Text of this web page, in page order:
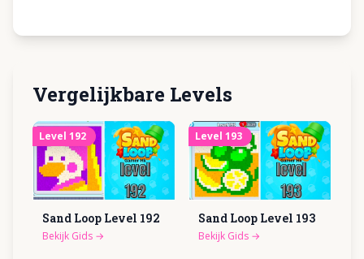
Vergelijkbare Levels
Level 192
Sand Loop Level 192
Bekijk Gids →
Level 193
Sand Loop Level 193
Bekijk Gids →